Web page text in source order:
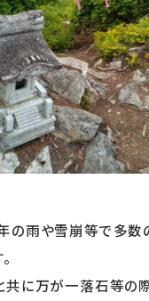
の雨や雪崩等で多数
に万が一落石等の際